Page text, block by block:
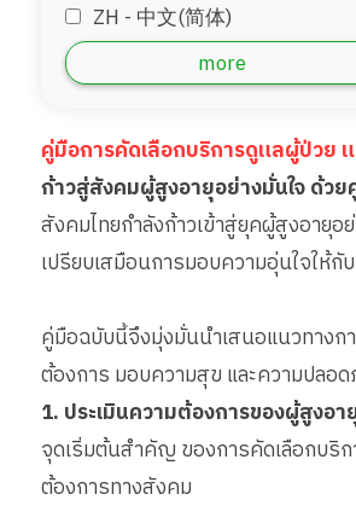
ZH - 中文(简体)
DE - Deutsch
ID - Bahara
JP - 日本語
MM - Burmese
more
คู่มือการคัดเลือกบริการดูแลผู้ป่วย
ก้าวสู่สังคมผู้สูงอายุอย่างมั่นใจ ด้ว
สังคมไทยกำลังก้าวเข้าสู่ยุคผู้สูงอายุ
เปรียบเสมือนการมอบความอุ่นใจให้
คู่มือฉบับนี้จึงมุ่งมั่นนำเสนอแนวทางก
ต้องการ มอบความสุข และความปลอ
1. ประเมินความต้องการของผู้สูงอา
จุดเริ่มต้นสำคัญ ของการคัดเลือกบริก
ต้องการทางสังคม